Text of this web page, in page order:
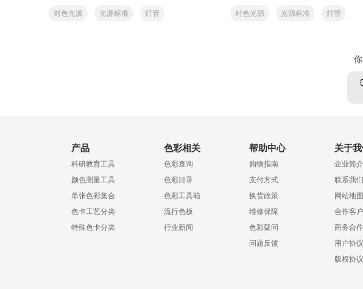
对色光源 光源标准 灯管 对色光源 光源标准 灯管
产品
科研教育工具
颜色测量工具
单张色彩集合
色卡工艺分类
特殊色卡分类
色彩相关
色彩查询
色彩目录
色彩工具箱
流行色板
行业新闻
帮助中心
购物指南
支付方式
换货政策
维修保障
色彩疑问
问题反馈
关于
企业简介
联系我们
网站地图
合作客户
商务合作
用户协议
版权协议